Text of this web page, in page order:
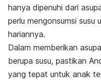
hanya dipenuhi dari
perlu mengonsumsi susu
hariannya.
Dalam memberikan
berupa susu, pastikan
yang tepat untuk anak